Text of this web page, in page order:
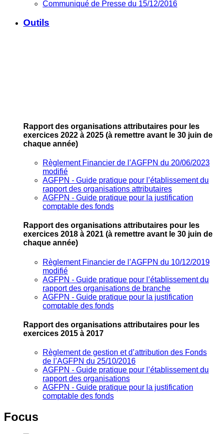
Communiqué de Presse du 15/12/2016
Outils
Rapport des organisations attributaires pour les
exercices 2022 à 2025 (à remettre avant le 30 juin de
chaque année)
Règlement Financier de l’AGFPN du 20/06/2023
modifié
AGFPN ‐ Guide pratique pour l’établissement du
rapport des organisations attributaires
AGFPN ‐ Guide pratique pour la justification
comptable des fonds
Rapport des organisations attributaires pour les
exercices 2018 à 2021 (à remettre avant le 30 juin de
chaque année)
Règlement Financier de l’AGFPN du 10/12/2019
modifié
AGFPN ‐ Guide pratique pour l’établissement du
rapport des organisations de branche
AGFPN ‐ Guide pratique pour la justification
comptable des fonds
Rapport des organisations attributaires pour les
exercices 2015 à 2017
Règlement de gestion et d’attribution des Fonds
de l’AGFPN du 25/10/2016
AGFPN ‐ Guide pratique pour l’établissement du
rapport des organisations
AGFPN ‐ Guide pratique pour la justification
comptable des fonds
Focus